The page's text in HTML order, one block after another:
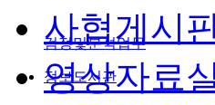
검정및분석업무
정보도서관
사협게시
영상자료실